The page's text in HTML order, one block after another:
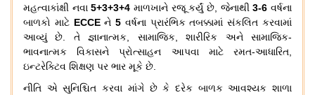
મહત્વાકાંક્ષી નવા 5+3+3+4 માળખાને રજૂ કર્યું છે, જેનાથી 3-6 વર્ષના
બાળકો માટે ECCE ને 5 વર્ષના પ્રારંભિક તબક્કામાં સંકલિત કરવામાં
આવ્યું
છે. તે જ્ઞાનાત્મક, સામાજિક,શારીરિક અને સામાજિક-
ભાવનાત્મક
વિકાસને પ્રોત્સાહન આપવા માટે રમત-આધારિત,
ઇન્ટરેક્ટિવ શિક્ષણ પર ભાર મૂકે છે.
નીતિ એ સુનિશ્ચિત કરવા માંગે છે કે દરેક બાળક આવશ્યક શાળા